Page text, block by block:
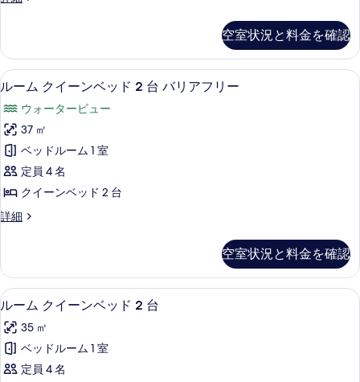
表
示
る
台
ジ
ェ
ッ
ト
バ
ス
(Premium
Canadian/US
す
べ
て
の
写
真
ン
グ
ベ
ド
台
ジ
ェ
ッ
ト
バ
Fallsview)
の
詳
細
空室状況と料金を確認
ル
ム
ク
イ
ー
ベ
ド
2
台
バ
リ
ア
低刺激性寝具、セーフティボックス
3
ルーム クイーンベッド 2 台 バリアフリー
ウォータービュー
37 ㎡
ベッドルーム 1 室
定員 4 名
クイーンベッド 2 台
詳細
ル
イ
ー
ン
ッ
ド
台
空室状況と料金を確認
ル
ー
ム
ク
低刺激性寝具、セーフティボックス
5
ルーム クイーンベッド 2 台
35 ㎡
ベッドルーム 1 室
定員 4 名